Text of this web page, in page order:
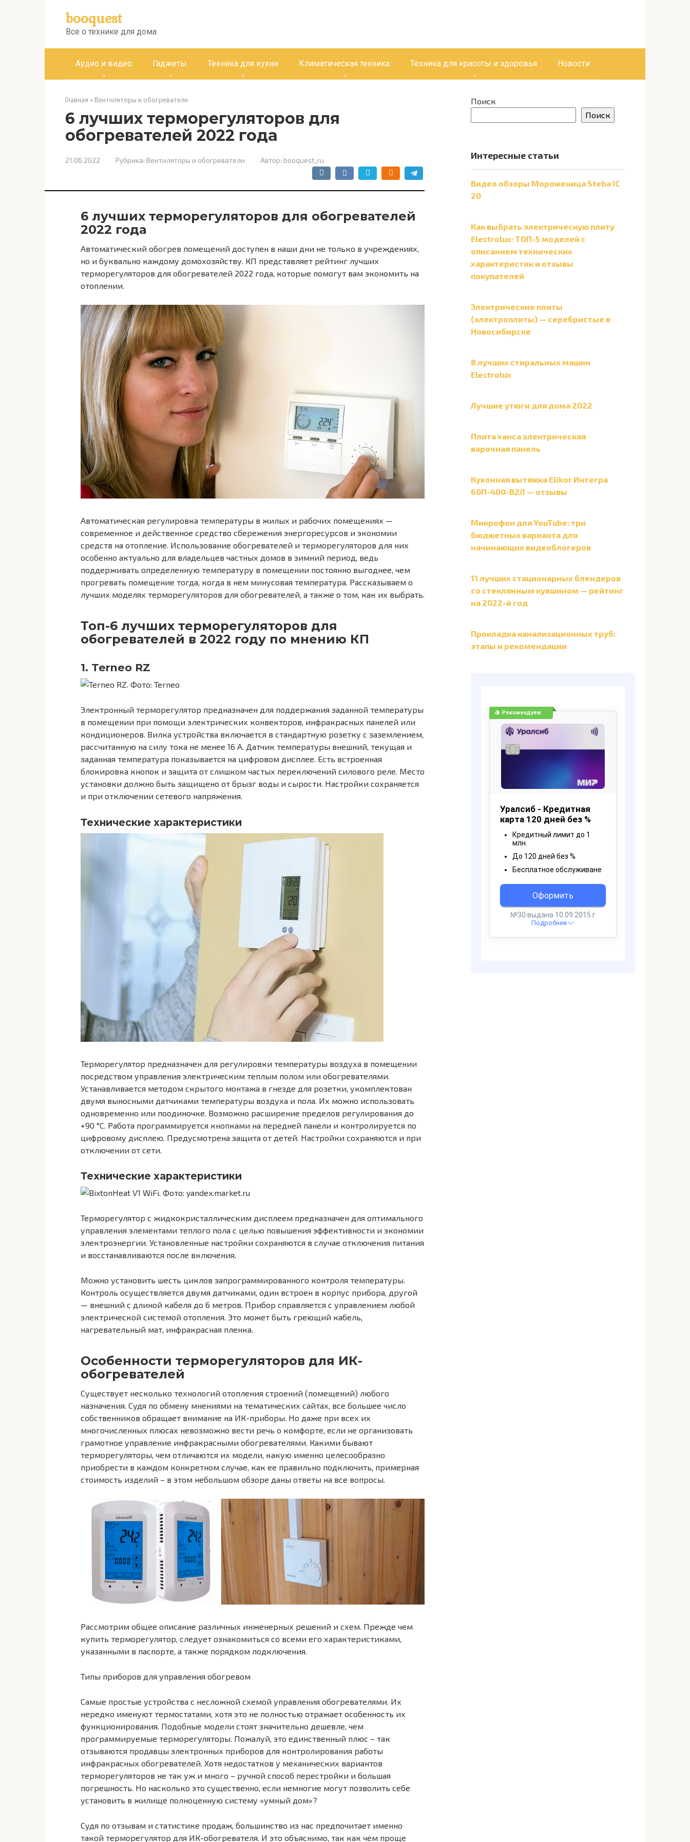
booquest
Все о технике для дома
Аудио и видео Гаджеты Техника для кухни Климатическая техника Техника для красоты и здоровья Новости
Главная » Вентиляторы и обогреватели
6 лучших терморегуляторов для
обогревателей 2022 года
21.06.2022 Рубрика: Вентиляторы и обогреватели Автор: booquest_ru
6 лучших терморегуляторов для обогревателей
2022 года
Автоматический обогрев помещений доступен в наши дни не только в учреждениях,
но и буквально каждому домохозяйству. КП представляет рейтинг лучших
терморегуляторов для обогревателей 2022 года, которые помогут вам экономить на
отоплении.
Автоматическая регулировка температуры в жилых и рабочих помещениях —
современное и действенное средство сбережения энергоресурсов и экономии
средств на отопление. Использование обогревателей и терморегуляторов для них
особенно актуально для владельцев частных домов в зимний период, ведь
поддерживать определенную температуру в помещении постоянно выгоднее, чем
прогревать помещение тогда, когда в нем минусовая температура. Рассказываем о
лучших моделях терморегуляторов для обогревателей, а также о том, как их выбрать.
Топ-6 лучших терморегуляторов для
обогревателей в 2022 году по мнению КП
1. Terneo RZ
Электронный терморегулятор предназначен для поддержания заданной температуры
в помещении при помощи электрических конвекторов, инфракрасных панелей или
кондиционеров. Вилка устройства включается в стандартную розетку с заземлением,
рассчитанную на силу тока не менее 16 А. Датчик температуры внешний, текущая и
заданная температура показывается на цифровом дисплее. Есть встроенная
блокировка кнопок и защита от слишком частых переключений силового реле. Место
установки должно быть защищено от брызг воды и сырости. Настройки сохраняется
и при отключении сетевого напряжения.
Технические характеристики
Терморегулятор предназначен для регулировки температуры воздуха в помещении
посредством управления электрическим теплым полом или обогревателями.
Устанавливается методом скрытого монтажа в гнезде для розетки, укомплектован
двумя выносными датчиками температуры воздуха и пола. Их можно использовать
одновременно или поодиночке. Возможно расширение пределов регулирования до
+90 °C. Работа программируется кнопками на передней панели и контролируется по
цифровому дисплею. Предусмотрена защита от детей. Настройки сохраняются и при
отключении от сети.
Технические характеристики
Терморегулятор с жидкокристаллическим дисплеем предназначен для оптимального
управления элементами теплого пола с целью повышения эффективности и экономии
электроэнергии. Установленные настройки сохраняются в случае отключения питания
и восстанавливаются после включения.
Можно установить шесть циклов запрограммированного контроля температуры.
Контроль осуществляется двумя датчиками, один встроен в корпус прибора, другой
— внешний с длиной кабеля до 6 метров. Прибор справляется с управлением любой
электрической системой отопления. Это может быть греющий кабель,
нагревательный мат, инфракрасная пленка.
Особенности терморегуляторов для ИК-
обогревателей
Существует несколько технологий отопления строений (помещений) любого
назначения. Судя по обмену мнениями на тематических сайтах, все большее число
собственников обращает внимание на ИК-приборы. Но даже при всех их
многочисленных плюсах невозможно вести речь о комфорте, если не организовать
грамотное управление инфракрасными обогревателями. Какими бывают
терморегуляторы, чем отличаются их модели, какую именно целесообразно
приобрести в каждом конкретном случае, как ее правильно подключить, примерная
стоимость изделий – в этом небольшом обзоре даны ответы на все вопросы.
Рассмотрим общее описание различных инженерных решений и схем. Прежде чем
купить терморегулятор, следует ознакомиться со всеми его характеристиками,
указанными в паспорте, а также порядком подключения.
Типы приборов для управления обогревом
Самые простые устройства с несложной схемой управления обогревателями. Их
нередко именуют термостатами, хотя это не полностью отражает особенность их
функционирования. Подобные модели стоят значительно дешевле, чем
программируемые терморегуляторы. Пожалуй, это единственный плюс – так
отзываются продавцы электронных приборов для контролирования работы
инфракрасных обогревателей. Хотя недостатков у механических вариантов
терморегуляторов не так уж и много – ручной способ перестройки и большая
погрешность. Но насколько это существенно, если немногие могут позволить себе
установить в жилище полноценную систему «умный дом»?
Судя по отзывам и статистике продаж, большинство из нас предпочитает именно
такой терморегулятор для ИК-обогревателя. И это объяснимо, так как чем проще
Поиск
Поиск
Интересные статьи
Видео обзоры Мороженица Steba IC
20
Как выбрать электрическую плиту
Electrolux: ТОП-5 моделей с
описанием технических
характеристик и отзывы
покупателей
Электрические плиты
(электроплиты) — серебристые в
Новосибирске
8 лучших стиральных машин
Electrolux
Лучшие утюги для дома 2022
Плита ханса электрическая
варочная панель
Кухонная вытяжка Elikor Интегра
60П-400-В2Л — отзывы
Микрофон для YouTube: три
бюджетных варианта для
начинающих видеоблогеров
11 лучших стационарных блендеров
со стеклянным кувшином — рейтинг
на 2022-й год
Прокладка канализационных труб:
этапы и рекомендации